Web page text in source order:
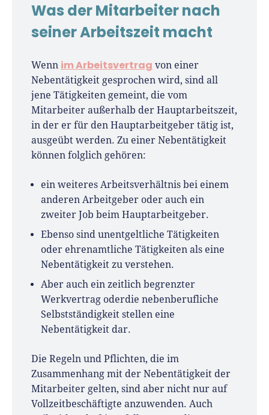
Seit 2010 ist René als Gründer von Für-
Gründer.de Teil der deutschen
Gründerinnen und Gründern praxisnahe
Inhalte und echte Insights an die Hand zu
geben. Das tut er als Chefredakteur,
Podcast-Host, Webinar-Moderator und auf
unserem YouTube-Kanal.
Er ist Interviewpartner in anderen Medien
Gründungsthemen.
Was der Mitarbeiter nach
seiner Arbeitszeit macht
Wenn im Arbeitsvertrag von einer
Nebentätigkeit gesprochen wird, sind all
jene Tätigkeiten gemeint, die vom
Mitarbeiter außerhalb der Hauptarbeitszeit,
in der er für den Hauptarbeitgeber tätig ist,
ausgeübt werden. Zu einer Nebentätigkeit
können folglich gehören:
ein weiteres Arbeitsverhältnis bei einem
anderen Arbeitgeber oder auch ein
zweiter Job beim Hauptarbeitgeber.
Ebenso sind unentgeltliche Tätigkeiten
oder ehrenamtliche Tätigkeiten als eine
Nebentätigkeit zu verstehen.
Aber auch ein zeitlich begrenzter
Werkvertrag oderdie nebenberufliche
Selbstständigkeit stellen eine
Nebentätigkeit dar.
Die Regeln und Pflichten, die im
Zusammenhang mit der Nebentätigkeit der
Mitarbeiter gelten, sind aber nicht nur auf
Vollzeitbeschäftigte anzuwenden. Auch